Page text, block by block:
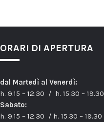
ORARI DI APERTURA
dal Martedì al Venerdì:
h. 9.15 – 12.30 / h. 15.30 – 19.30
Sabato:
h. 9.15 – 12.30 / h. 15.30 – 19.30